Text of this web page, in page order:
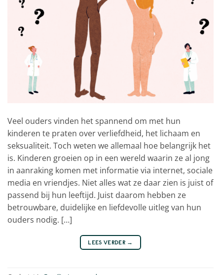
Veel ouders vinden het spannend om met hun
kinderen te praten over verliefdheid, het lichaam en
seksualiteit. Toch weten we allemaal hoe belangrijk het
is. Kinderen groeien op in een wereld waarin ze al jong
in aanraking komen met informatie via internet, sociale
media en vriendjes. Niet alles wat ze daar zien is juist of
passend bij hun leeftijd. Juist daarom hebben ze
betrouwbare, duidelijke en liefdevolle uitleg van hun
ouders nodig. […]
LEES VERDER →